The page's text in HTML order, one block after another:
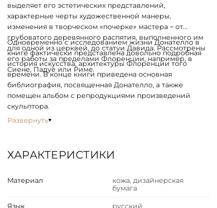
выделяет его эстетических представлений,
характерные черты художественной манеры,
изменения в творческом «почерке» мастера – от
грубоватого деревянного распятия, выполненного им
для одной из церквей, до статуи Давида. Рассмотрены
его работы за пределами Флоренции, например, в
Сиене, Падуе или Риме.
Одновременно с исследованием жизни Донателло в
книге фактически представлена довольно подробная
история искусства, архитектуры Флоренции того
времени. В конце книги приведена основная
библиография, посвященная Донателло, а также
помещен альбом с репродукциями произведений
скульптора.
Развернуть
ХАРАКТЕРИСТИКИ
Материал
кожа, дизайнерская
бумага
Язык русский